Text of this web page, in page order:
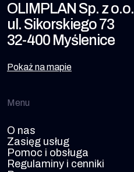
OLIMPLAN Sp. z o.o.
ul. Sikorskiego 73
32-400 Myślenice
Pokaż na mapie
Menu
O nas
Zasięg usług
Pomoc i obsługa
Regulaminy i cenniki